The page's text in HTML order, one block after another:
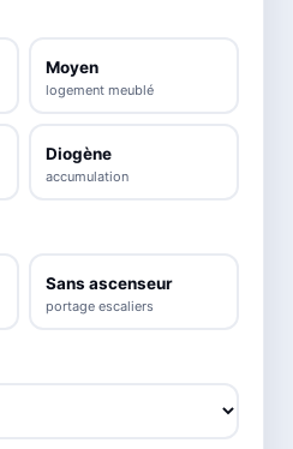
Moyen
logement meublé
Diogène
accumulation
Sans ascenseur
portage escaliers